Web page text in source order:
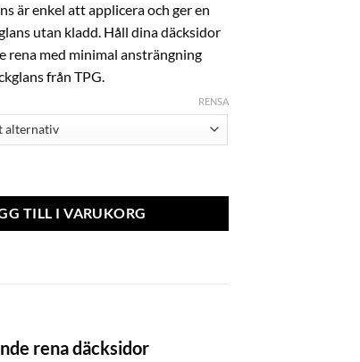
är enkel att applicera och ger en
utan kladd. Håll dina däcksidor
rena med minimal ansträngning
från TPG.
RENSA
TILL I VARUKORG
rena däcksidor